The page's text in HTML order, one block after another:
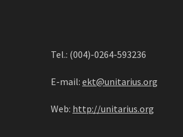
Tel.: (004)-0264-593236
E-mail: ekt@unitarius.org
Web: http://unitarius.org